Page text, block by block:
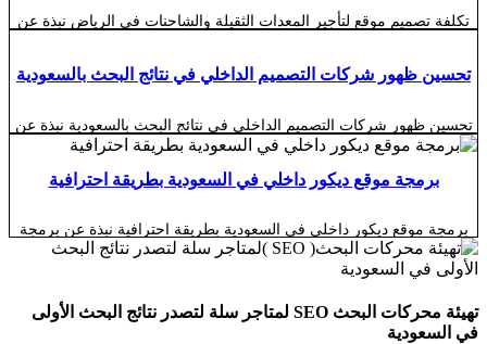
تكلفة تصميم موقع لتأجير المعدات الثقيلة والشاحنات في الرياض نبذة عن
كبيرة حسب الهدف من الموقع وطبيعة الأسطول والخصائص المطلوبة
وطريقة استقبال طلبات العملاء. فهناك فرق واضح بين موقع تعريفي يعرض
تحسين ظهور شركات التصميم الداخلي في نتائج البحث بالسعودية
تحسين ظهور شركات التصميم الداخلي في نتائج البحث بالسعودية نبذة عن
تحسين ظهور شركات التصميم الداخلي في نتائج البحث بالسعودية أصبح
تحسين ظهور شركات التصميم الداخلي في نتائج البحث بالسعودية من أهم
الوسائل التي تساعد مكاتب الديكور وشركات التصميم والتنفيذ على الوصول
إلى العملاء الباحثين فعليًا عن خدماتها. فالعميل الذي يرغب في تصميم فيلا
برمجة موقع ديكور داخلي في السعودية بطريقة احترافية
برمجة موقع ديكور داخلي في السعودية بطريقة احترافية نبذة عن برمجة
موقع ديكور داخلي في السعودية بطريقة احترافية أصبحت برمجة موقع
ديكور داخلي في السعودية بطريقة احترافية خطوة أساسية لشركات
التصميم الداخلي ومكاتب الديكور والمصممين الذين يرغبون في عرض
مشاريعهم والوصول إلى عملاء جدد وبناء صورة رقمية تعكس جودة أعمالهم.
فالعميل الذي يبحث عن تصميم […]
تهيئة محركات البحث SEO لمتاجر سلة لتصدر نتائج البحث الأولى
في السعودية